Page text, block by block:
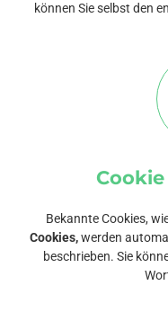
können Sie selbst den
Bekannte Cookies,
Cookies,werden
beschrieben. Sie